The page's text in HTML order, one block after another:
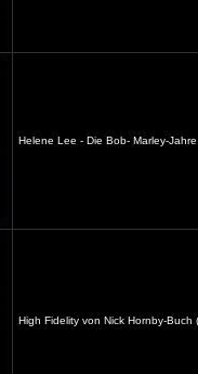
Helene Lee - Die Bob- Marley-
High Fidelity von Nick Hornby-Buch